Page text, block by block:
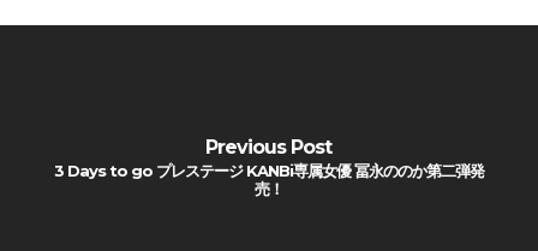
Previous Post
3 Days to go プレステージ KANBi専属女優 冨永ののか第二弾発
売！